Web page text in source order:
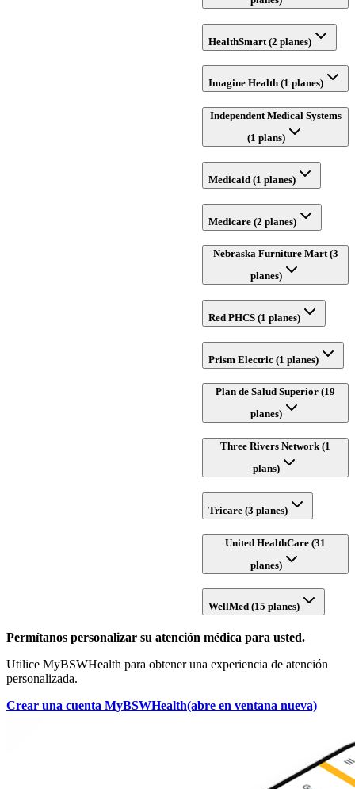
HealthSmart (2 planes)
Imagine Health (1 planes)
Independent Medical Systems
(1 plans)
Medicaid (1 planes)
Medicare (2 planes)
Nebraska Furniture Mart (3
planes)
Red PHCS (1 planes)
Prism Electric (1 planes)
Plan de Salud Superior (19
planes)
Three Rivers Network (1
plans)
Tricare (3 planes)
United HealthCare (31
planes)
WellMed (15 planes)
Permítanos personalizar su atención médica para usted.
Utilice MyBSWHealth para obtener una experiencia de atención
personalizada.
Crear una cuenta MyBSWHealth(abre en ventana nueva)